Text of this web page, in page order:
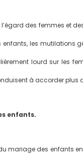
l’égard des femmes et
les mutilations
lourd sur les
à accorder plus
enfants.
mariage des enfants en